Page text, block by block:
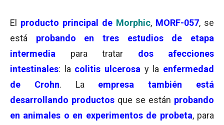
El producto principal de Morphic, MORF-057, se
está probando en tres estudios de etapa
intermedia para tratar dos afecciones
intestinales: la colitis ulcerosa y la enfermedad
de Crohn. La empresa también está
desarrollando productos que se están probando
en animales o en experimentos de probeta, para